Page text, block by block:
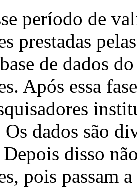
período de
prestadas
de dados
Após essa
dados são
disso
pois passam